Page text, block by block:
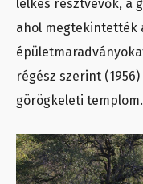
lelkes résztvevők, a
ahol megtekintették
régész szerint
görögkeleti templom.